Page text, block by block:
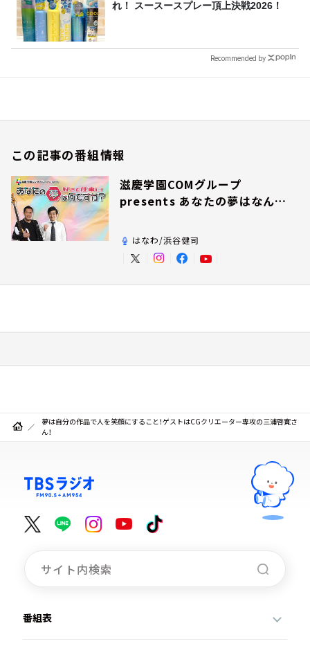
れ！ スースースプレー頂上決戦2026！
Recommended by
この記事の番組情報
滋慶学園COMグループ
presents あなたの夢はなんで
はなわ/浜谷健司
夢は自分の作品で人を笑顔にすること！ゲストはCGクリエーター専攻の三浦啓寛さ
ん！
番組表